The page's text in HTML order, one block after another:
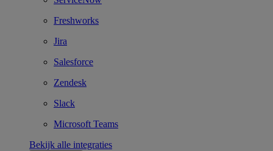
Freshworks
Jira
Salesforce
Zendesk
Slack
Microsoft Teams
Bekijk alle integraties